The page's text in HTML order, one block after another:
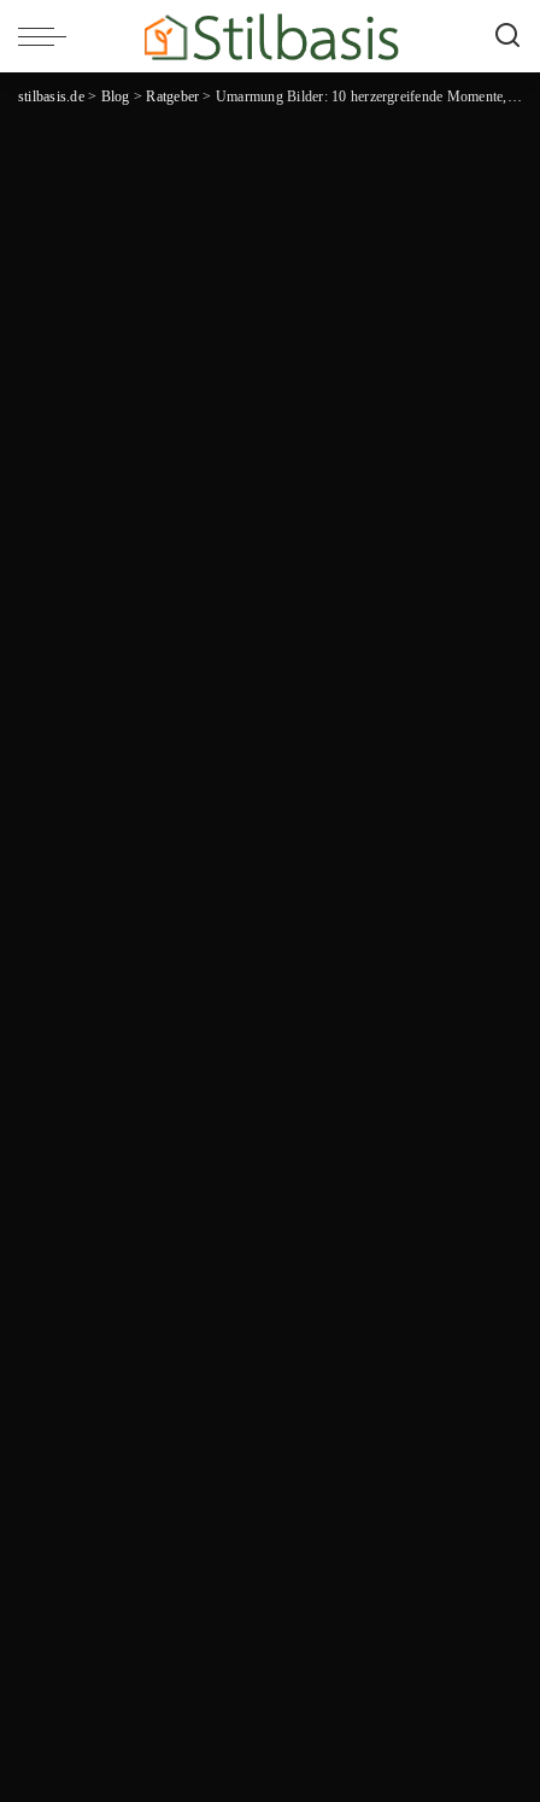
stilbasis.de> Blog >Ratgeber > Umarmung Bilder: 10 herzergreifende Momente, die deine Seele berühren